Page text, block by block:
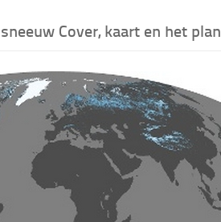
Cover, kaart en het plan